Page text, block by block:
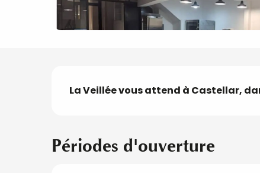
Description
La Veillée vous attend à Castellar,
Périodes d'ouverture